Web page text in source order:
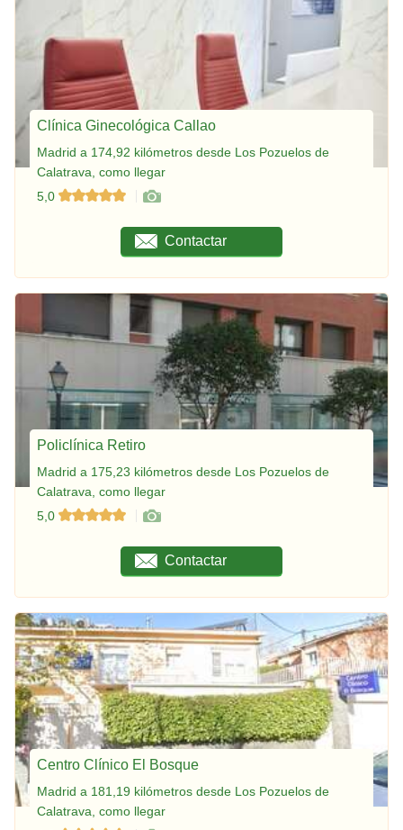
Clínica Ginecológica Callao
Madrid a 174,92 kilómetros desde Los Pozuelos de
Calatrava, como llegar
5,0
Contactar
Policlínica Retiro
Madrid a 175,23 kilómetros desde Los Pozuelos de
Calatrava, como llegar
5,0
Contactar
Centro Clínico El Bosque
Madrid a 181,19 kilómetros desde Los Pozuelos de
Calatrava, como llegar